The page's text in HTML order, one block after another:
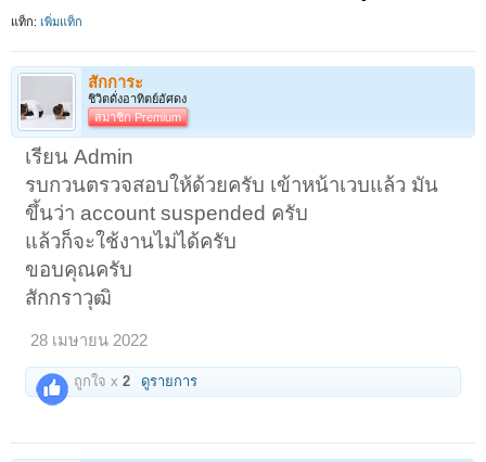
แท็ก: เพิ่มแท็ก
สักการะ
ชิวิตดั่งอาทิตย์อัศดง
สมาชิก Premium
เรียน Admin
รบกวนตรวจสอบให้ด้วยครับ เข้าหน้าเวบแล้ว มัน
ขึ้นว่า account suspended ครับ
แล้วก็จะใช้งานไม่ได้ครับ
ขอบคุณครับ
สักกราวุฒิ
28 เมษายน 2022
ถูกใจ x2 ดูรายการ